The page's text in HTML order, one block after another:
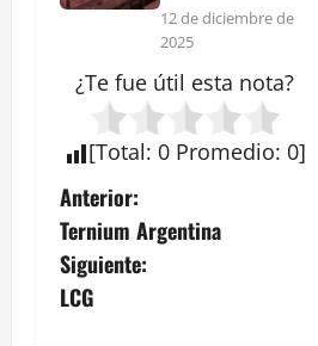
12 de diciembre de
2025
¿Te fue útil esta nota?
[Total: 0 Promedio: 0]
N
a
v
Anterior:
Ternium Argentina
Siguiente:
LCG